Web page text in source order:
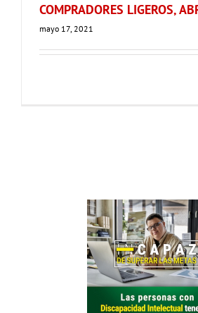
COMPRADORES LIGEROS,
mayo 17, 2021